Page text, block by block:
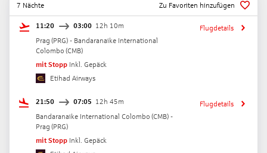
7 Nächte
Zu Favoriten hinzufügen
11:20 03:00 12h 10m
Prag (PRG) - Bandaranaike International
Colombo (CMB)
mit Stopp Inkl. Gepäck
Etihad Airways
Flugdetails
21:50 07:05 12h 45m
Bandaranaike International Colombo (CMB) -
Prag (PRG)
mit Stopp Inkl. Gepäck
Flugdetails